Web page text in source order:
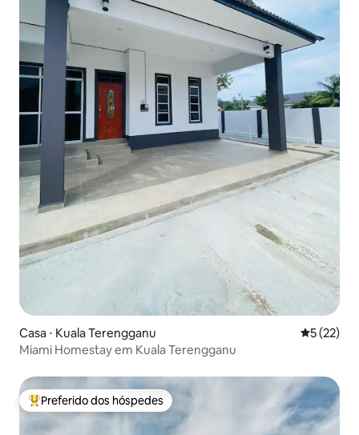
Casa ⋅ Kuala Terengganu 5 de uma
5 (22)
Miami Homestay em Kuala Terengganu
Entre os melhores preferidos dos hóspedes
Preferido dos hóspedes